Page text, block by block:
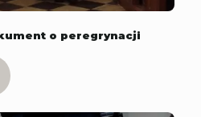
o peregrynacji